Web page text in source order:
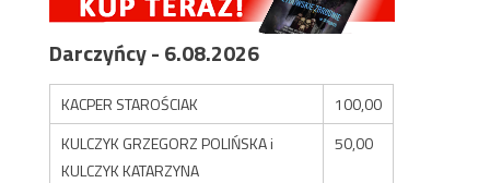
Darczyńcy - 6.08.2026
KACPER STAROŚCIAK
100,00
KULCZYK GRZEGORZ POLIŃSKA i
KULCZYK KATARZYNA
50,00